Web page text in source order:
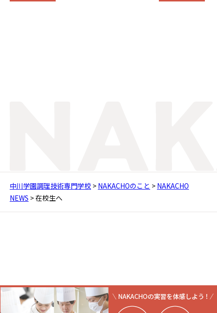
中川学園調理技術専門学校 > NAKACHOのこと > NAKACHO
NEWS >在校生へ